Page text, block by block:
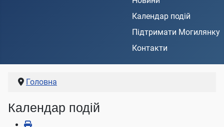
Календар подій
Підтримати Могилянку
Контакти
Головна
Календар подій